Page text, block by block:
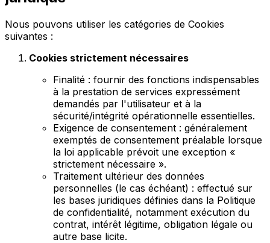
Nous pouvons utiliser les catégories de Cookies
suivantes :
Cookies strictement nécessaires
Finalité : fournir des fonctions indispensables
à la prestation de services expressément
demandés par l'utilisateur et à la
sécurité/intégrité opérationnelle essentielles.
Exigence de consentement : généralement
exemptés de consentement préalable lorsque
la loi applicable prévoit une exception «
strictement nécessaire ».
Traitement ultérieur des données
personnelles (le cas échéant) : effectué sur
les bases juridiques définies dans la Politique
de confidentialité, notamment exécution du
contrat, intérêt légitime, obligation légale ou
autre base licite.